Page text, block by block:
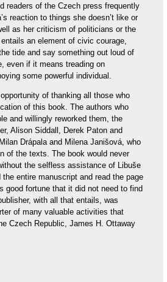
readers of the Czech press frequently
reaction to things she doesn’t like or
as her criticism of politicians or the
an element of civic courage,
tide and say something out loud of
even if it means treading on
some powerful individual.
of thanking all those who
of this book. The authors who
and willingly reworked them, the
Alison Siddall, Derek Paton and
Drápala and Milena Janišová, who
of the texts. The book would never
the selfless assistance of Libuše
entire manuscript and read the page
good fortune that it did not need to find
with all that entails, was
of many valuable activities that
Czech Republic, James H. Ottaway